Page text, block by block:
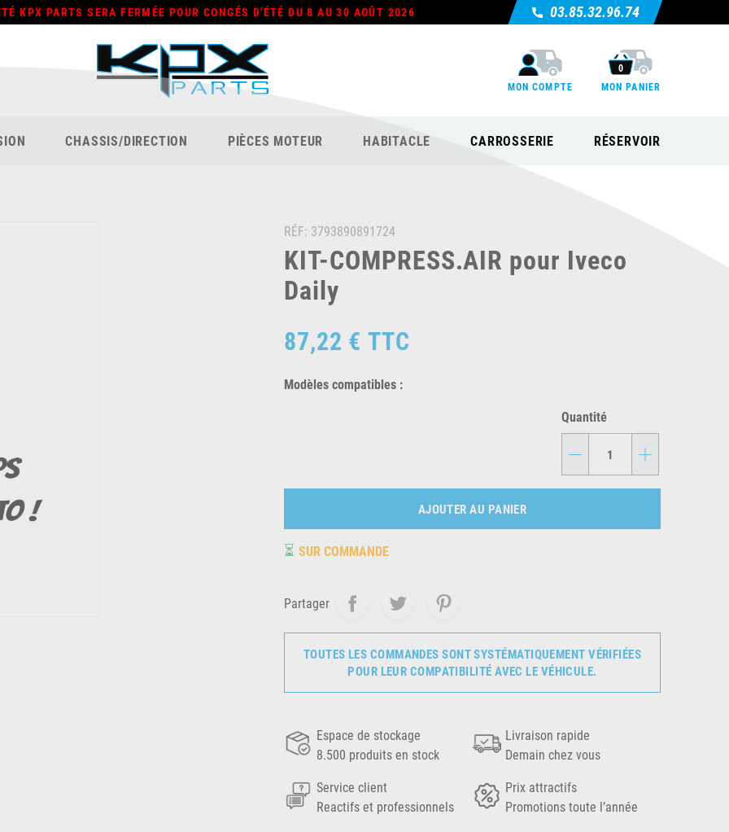
KPX PARTS SERA FERMÉE POUR CONGÉS D'ÉTÉ DU 8 AU 30 AOÛT 2026 03.85.32.96.74
MON COMPTE
0
MON PANIER
CHASSIS/DIRECTION PIÈCES MOTEUR HABITACLE CARROSSERIE RÉSERVOIR
RÉF: 3793890891724
KIT-COMPRESS.AIR pour Iveco
Daily
87,22 € TTC
Modèles compatibles :
Quantité
- +
AJOUTER AU PANIER
⏳ SUR COMMANDE
Partager
TOUTES LES COMMANDES SONT SYSTÉMATIQUEMENT VÉRIFIÉES
POUR LEUR COMPATIBILITÉ AVEC LE VÉHICULE.
Espace de stockage
8.500 produits en stock
Livraison rapide
Demain chez vous
Service client
Reactifs et professionnels
Prix attractifs
Promotions toute l’année